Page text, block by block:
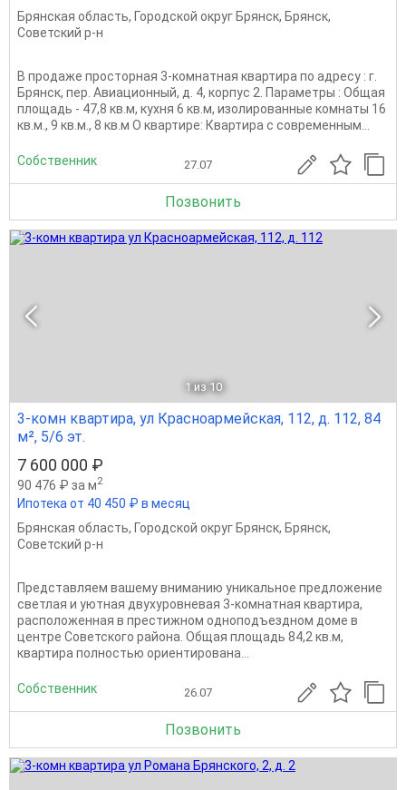
Брянская область, Городской округ Брянск, Брянск,
Советский р-н
В продаже просторная 3-комнатная квартира по адресу : г.
Брянск, пер. Авиационный, д. 4, корпус 2. Параметры : Общая
площадь - 47,8 кв.м, кухня 6 кв.м, изолированные комнаты 16
кв.м., 9 кв.м., 8 кв.м О квартире: Квартира с современным...
Собственник 27.07
Позвонить
1 из 10
3-комн квартира, ул Красноармейская, 112, д. 112, 84
м², 5/6 эт.
7 600 000 ₽
90 476 ₽ за м2
Ипотека от 40 450 ₽ в месяц
Брянская область, Городской округ Брянск, Брянск,
Советский р-н
Представляем вашему вниманию уникальное предложение
светлая и уютная двухуровневая 3-комнатная квартира,
расположенная в престижном одноподъездном доме в
центре Советского района. Общая площадь 84,2 кв.м,
квартира полностью ориентирована...
Собственник 26.07
Позвонить